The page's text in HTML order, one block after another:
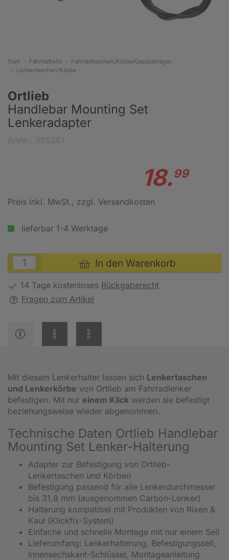
Start Fahrradteile
Fahrradtaschen/Körbe/Gepäckträger
Lenkertaschen/Körbe
Ortlieb
Handlebar Mounting Set
Lenkeradapter
18.99
Preis inkl. MwSt., zzgl. Versandkosten
lieferbar 1-4 Werktage
In den Warenkorb
14 Tage kostenloses Rückgaberecht
Fragen zum Artikel
Mit diesem Lenkerhalter lassen sich Lenkertaschen
und Lenkerkörbe von Ortlieb am Fahrradlenker
befestigen. Mit nur einem Klick werden sie befestigt
beziehungsweise wieder abgenommen.
Technische Daten Ortlieb Handlebar
Mounting Set Lenker-Halterung
Adapter zur Befestigung von Ortlieb-
Lenkertaschen und Körben
Befestigung passend für alle Lenkerdurchmesser
bis 31,8 mm (ausgenommen Carbon-Lenker)
Halterung kompatibel mit Produkten von Rixen &
Kaul (Klickfix-System)
Einfache und schnelle Montage mit nur einem Seil
Lieferumfang: Lenkerhalterung, Befestigungsseil,
Innensechskant-Schlüssel, Montageanleitung